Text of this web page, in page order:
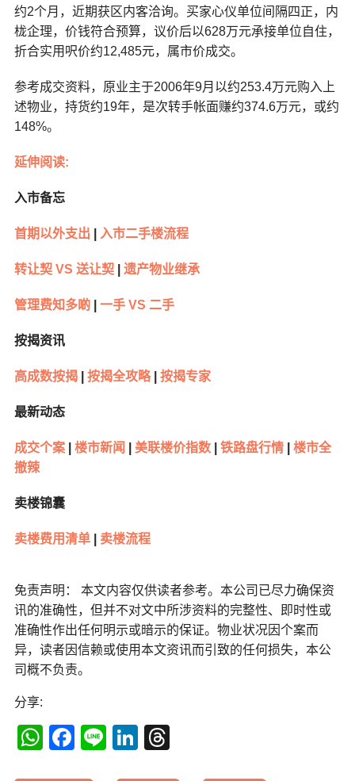
约2个月，近期获区内客洽询。买家心仪单位间隔四正，内
栊企理，价钱符合预算，议价后以628万元承接单位自住，
折合实用呎价约12,485元，属市价成交。
参考成交资料，原业主于2006年9月以约253.4万元购入上
述物业，持货约19年，是次转手帐面赚约374.6万元，或约
148%。
延伸阅读:
入市备忘
首期以外支出 入市二手楼流程
转让契 VS 送让契| 遗产物业继承
管理费知多啲| 一手 VS 二手
按揭资讯
高成数按揭| 按揭全攻略| 按揭专家
最新动态
成交个案| 楼市新闻 美联楼价指数| 铁路盘行情|
楼市全
撤辣
卖楼锦囊
卖楼费用清单| 卖楼流程
免责声明： 本文内容仅供读者参考。本公司已尽力确保资
讯的准确性，但并不对文中所涉资料的完整性、即时性或
准确性作出任何明示或暗示的保证。物业状况因个案而
异，读者因信赖或使用本文资讯而引致的任何损失，本公
司概不负责。
分享:
WhatsApp
Facebook
LineLinkedIn